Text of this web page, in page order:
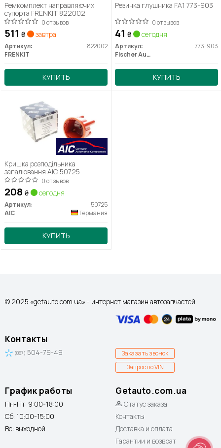
Ремкомплект направляючих
супорта FRENKIT 822002
0 отзывов
511 ₴ завтра
Артикул:
822002
FRENKIT
КУПИТЬ
Резинка глушника FA1 773-903
0 отзывов
41 ₴ сегодня
Артикул:
773-903
Fischer Automotive One (FA1)
КУПИТЬ
Кришка розподільника
запалювання AIC 50725
0 отзывов
208 ₴ сегодня
Артикул:
50725
AIC
Германия
КУПИТЬ
© 2025 «getauto.com.ua» - интернет магазин автозапчастей
Контакты
(067) 504-79-49
Заказать звонок
Запрос по VIN
График работы
Пн-Пт: 9:00-18:00
Сб: 10:00-15:00
Вс: выходной
Getauto.com.ua
Статус заказа
Контакты
Доставка и оплата
Гарантии и возврат